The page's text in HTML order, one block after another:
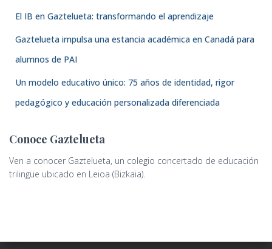
El IB en Gaztelueta: transformando el aprendizaje
Gaztelueta impulsa una estancia académica en Canadá para
alumnos de PAI
Un modelo educativo único: 75 años de identidad, rigor
pedagógico y educación personalizada diferenciada
Conoce Gaztelueta
Ven a conocer Gaztelueta, un colegio concertado de educación
trilingüe ubicado en Leioa (Bizkaia).